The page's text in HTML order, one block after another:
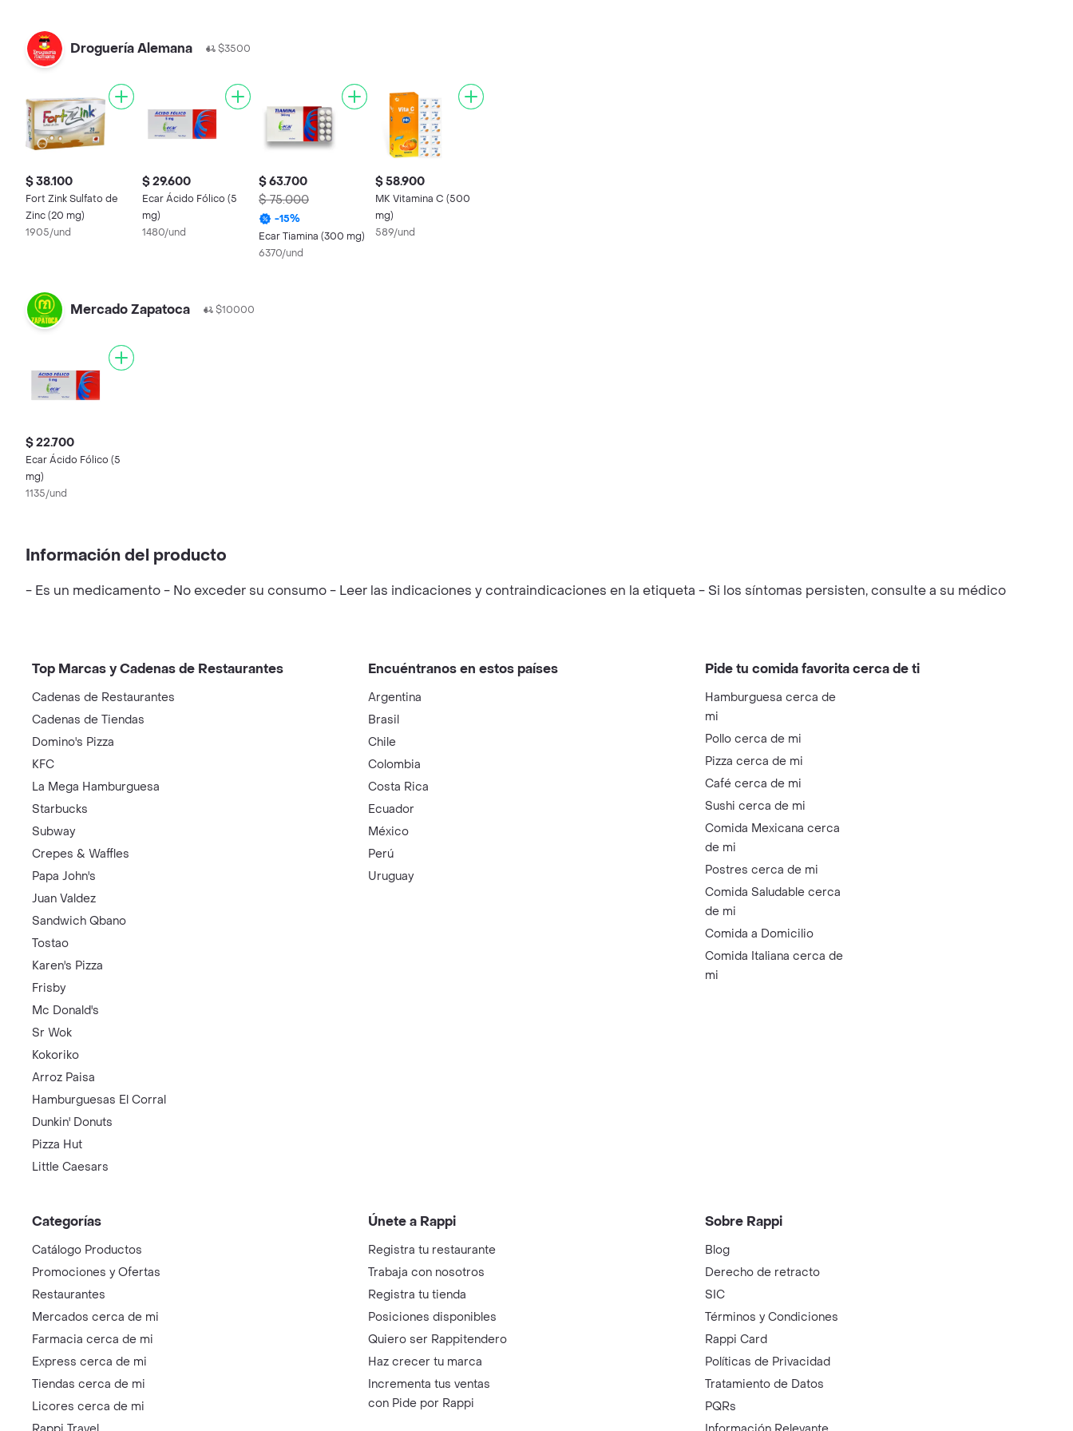
Droguería Alemana $3500
$ 38.100
Fort Zink Sulfato de
Zinc (20 mg)
1905/und
$ 29.600
Ecar Ácido Fólico (5
mg)
1480/und
$ 63.700
$ 75.000
-15%
Ecar Tiamina (300 mg)
6370/und
$ 58.900
MK Vitamina C (500
mg)
589/und
Mercado Zapatoca $10000
$ 22.700
Ecar Ácido Fólico (5
mg)
1135/und
Información del producto
- Es un medicamento - No exceder su consumo - Leer las indicaciones y contraindicaciones en la etiqueta - Si los síntomas persisten, consulte a su médico
Top Marcas y Cadenas de Restaurantes
Cadenas de Restaurantes
Cadenas de Tiendas
Domino's Pizza
KFC
La Mega Hamburguesa
Starbucks
Subway
Crepes & Waffles
Papa John's
Juan Valdez
Sandwich Qbano
Tostao
Karen's Pizza
Frisby
Mc Donald's
Sr Wok
Kokoriko
Arroz Paisa
Hamburguesas El Corral
Dunkin' Donuts
Pizza Hut
Little Caesars
Encuéntranos en estos países
Argentina
Brasil
Chile
Colombia
Costa Rica
Ecuador
México
Perú
Uruguay
Pide tu comida favorita cerca de ti
Hamburguesa cerca de
mi
Pollo cerca de mi
Pizza cerca de mi
Café cerca de mi
Sushi cerca de mi
Comida Mexicana cerca
de mi
Postres cerca de mi
Comida Saludable cerca
de mi
Comida a Domicilio
Comida Italiana cerca de
mi
Categorías
Catálogo Productos
Promociones y Ofertas
Restaurantes
Mercados cerca de mi
Farmacia cerca de mi
Express cerca de mi
Tiendas cerca de mi
Licores cerca de mi
Únete a Rappi
Registra tu restaurante
Trabaja con nosotros
Registra tu tienda
Posiciones disponibles
Quiero ser Rappitendero
Haz crecer tu marca
Incrementa tus ventas
con Pide por Rappi
Sobre Rappi
Blog
Derecho de retracto
SIC
Términos y Condiciones
Rappi Card
Políticas de Privacidad
Tratamiento de Datos
PQRs